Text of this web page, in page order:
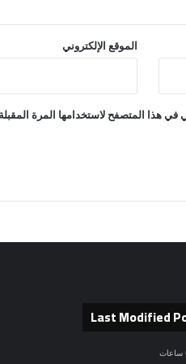
الموقع الإلكتروني
في هذا المتصفح لاستخدامها المرة
Last Modified